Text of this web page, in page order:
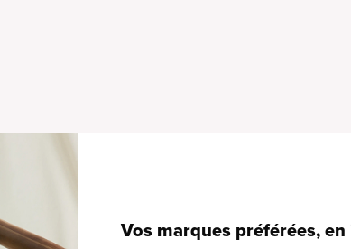
•
•
Vos marques préférées,